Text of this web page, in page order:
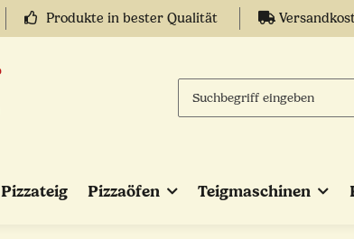
Produkte in bester Qualität
Pizzateig Pizzaöfen Teigmaschinen